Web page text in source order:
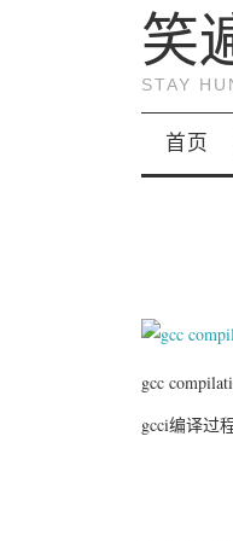
笑
STAY
首页
gcc
gcci编译过